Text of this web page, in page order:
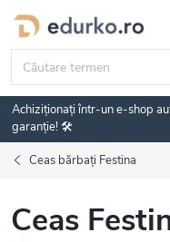
Treci
conținut
Achiziționați într-un e-shop
garanție! 🛠️
Ceas bărbați Festina
Ceas